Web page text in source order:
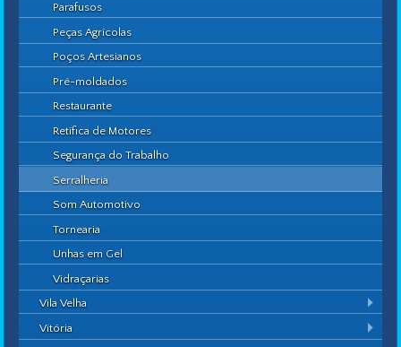
Parafusos
Peças Agrícolas
Poços Artesianos
Pré-moldados
Restaurante
Retífica de Motores
Segurança do Trabalho
Serralheria
Som Automotivo
Tornearia
Unhas em Gel
Vidraçarias
Vila Velha
Vitória